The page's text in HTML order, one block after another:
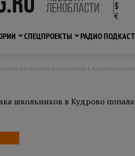
$
€
СПЕЦПРОЕКТЫ РАДИО
потасовка школьников в Кудрово
школьников в Кудрово